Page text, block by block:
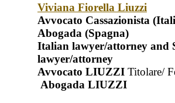
Viviana Fiorella Liuzzi
Avvocato Cassazionista
Abogada (Spagna)
Italian lawyer/attorney and
lawyer/attorney
Avvocato LIUZZI Titolare/
Abogada LIUZZI